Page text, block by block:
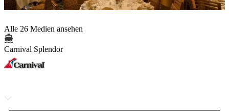
Alle 26 Medien ansehen
Carnival Splendor